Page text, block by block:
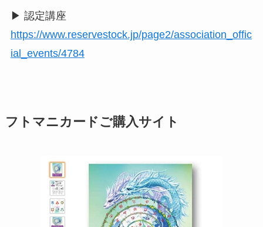
▶ 認定講座
https://www.reservestock.jp/page2/association_offic
ial_events/4784
フトマニカードご購入サイト